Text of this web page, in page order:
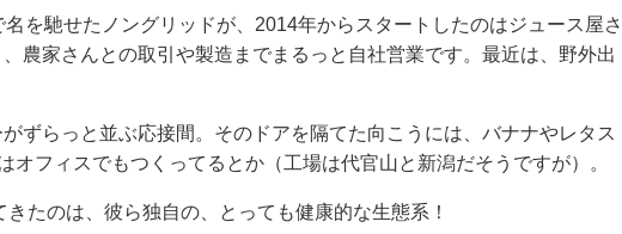
を馳せたノングリッドが、2014年からスタートしたのはジュース屋さ
農家さんとの取引や製造までまるっと自社営業です。最近は、野外出
ずらっと並ぶ応接間。そのドアを隔てた向こうには、バナナやレタス
オフィスでもつくってるとか（工場は代官山と新潟だそうですが）。
たのは、彼ら独自の、とっても健康的な生態系！